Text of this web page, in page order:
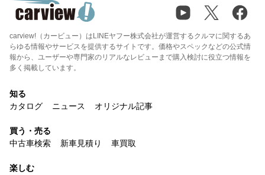
carview!（カービュー）はLINEヤフー株式会社が運営するクルマに関するあ
らゆる情報やサービスを提供するサイトです。価格やスペックなどの公式情
報から、ユーザーや専門家のリアルなレビューまで購入検討に役立つ情報を
多く掲載しています。
知る
カタログ
ニュース オリジナル記事
買う・売る
中古車検索
新車見積り 車買取
楽しむ